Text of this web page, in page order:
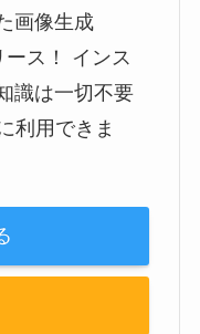
画像生成
ス！ インス
識は一切不要
利用できま